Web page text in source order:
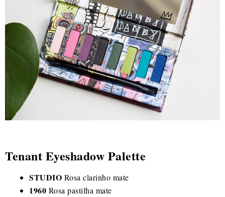
Tenant Eyeshadow Palette
STUDIO Rosa clarinho mate
1960 Rosa pastilha mate